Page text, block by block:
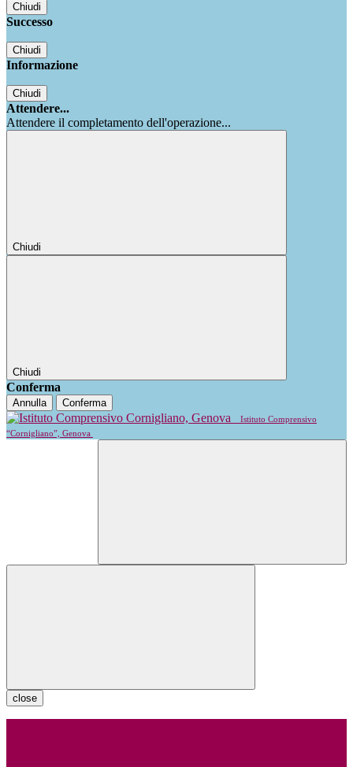
Chiudi
Successo
Chiudi
Informazione
Chiudi
Attendere...
Attendere il completamento dell'operazione...
Chiudi
Chiudi
Conferma
Annulla Conferma
Istituto Comprensivo
“Cornigliano”, Genova
close